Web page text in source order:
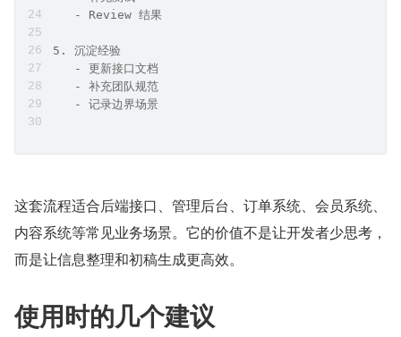
   - Review 结果
5. 沉淀经验
   - 更新接口文档
   - 补充团队规范
   - 记录边界场景
这套流程适合后端接口、管理后台、订单系统、会员系统、
内容系统等常见业务场景。它的价值不是让开发者少思考，
而是让信息整理和初稿生成更高效。
使用时的几个建议